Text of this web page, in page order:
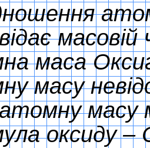
маса
масу
масу
оксиду –